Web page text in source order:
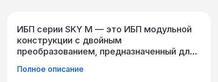
ИБП серии SKY M — это ИБП модульной
конструкции с двойным
преобразованием, предназначенный для
поддерживающий работу с любыми
Полное описание